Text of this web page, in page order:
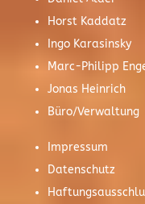
Horst Kaddatz
Ingo Karasinsky
Marc-Philipp
Jonas Heinrich
Büro/Verwaltung
Impressum
Datenschutz